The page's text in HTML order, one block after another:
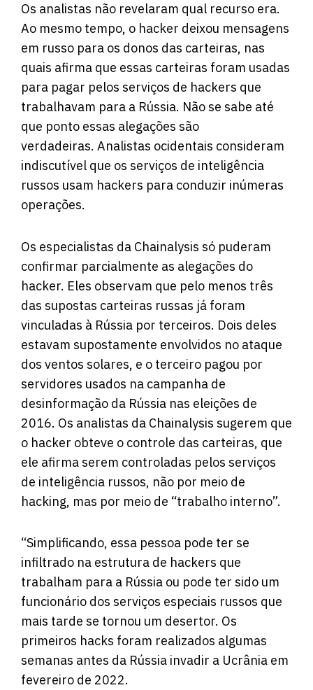
Os analistas não revelaram qual recurso era.
Ao mesmo tempo, o hacker deixou mensagens
em russo para os donos das carteiras, nas
quais afirma que essas carteiras foram usadas
para pagar pelos serviços de hackers que
trabalhavam para a Rússia. Não se sabe até
que ponto essas alegações são
verdadeiras. Analistas ocidentais consideram
indiscutível que os serviços de inteligência
russos usam hackers para conduzir inúmeras
operações.
Os especialistas da Chainalysis só puderam
confirmar parcialmente as alegações do
hacker. Eles observam que pelo menos três
das supostas carteiras russas já foram
vinculadas à Rússia por terceiros. Dois deles
estavam supostamente envolvidos no ataque
dos ventos solares, e o terceiro pagou por
servidores usados ​​na campanha de
desinformação da Rússia nas eleições de
2016. Os analistas da Chainalysis sugerem que
o hacker obteve o controle das carteiras, que
ele afirma serem controladas pelos serviços
de inteligência russos, não por meio de
hacking, mas por meio de “trabalho interno”.
“Simplificando, essa pessoa pode ter se
infiltrado na estrutura de hackers que
trabalham para a Rússia ou pode ter sido um
funcionário dos serviços especiais russos que
mais tarde se tornou um desertor. Os
primeiros hacks foram realizados algumas
semanas antes da Rússia invadir a Ucrânia em
fevereiro de 2022.